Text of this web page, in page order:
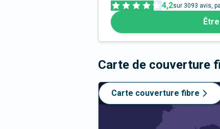
4,2sur 3093 avis,
Carte de couverture
Carte couverture fibre